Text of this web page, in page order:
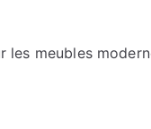
meubles